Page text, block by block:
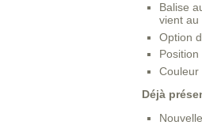
Balise
vient
Option
Déjà